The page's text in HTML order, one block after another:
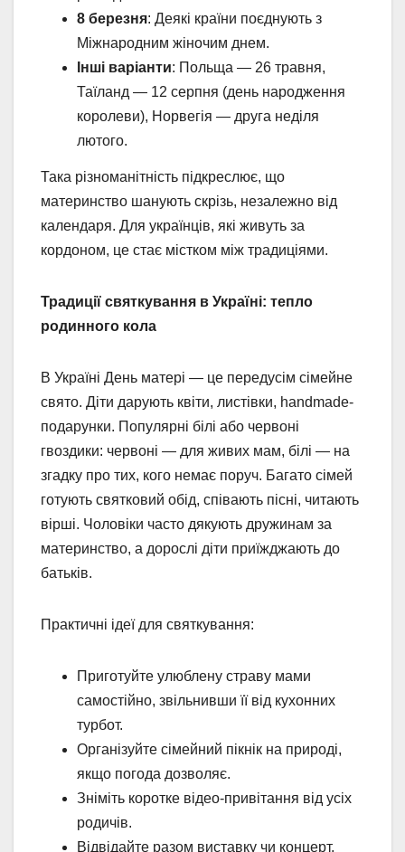
8 березня: Деякі країни поєднують з
Міжнародним жіночим днем.
Інші варіанти: Польща — 26 травня,
Таїланд — 12 серпня (день народження
королеви), Норвегія — друга неділя
лютого.
Така різноманітність підкреслює, що
материнство шанують скрізь, незалежно від
календаря. Для українців, які живуть за
кордоном, це стає містком між традиціями.
Традиції святкування в Україні: тепло
родинного кола
В Україні День матері — це передусім сімейне
свято. Діти дарують квіти, листівки, handmade-
подарунки. Популярні білі або червоні
гвоздики: червоні — для живих мам, білі — на
згадку про тих, кого немає поруч. Багато сімей
готують святковий обід, співають пісні, читають
вірші. Чоловіки часто дякують дружинам за
материнство, а дорослі діти приїжджають до
батьків.
Практичні ідеї для святкування:
Приготуйте улюблену страву мами
самостійно, звільнивши її від кухонних
турбот.
Організуйте сімейний пікнік на природі,
якщо погода дозволяє.
Зніміть коротке відео-привітання від усіх
родичів.
Відвідайте разом виставку чи концерт,